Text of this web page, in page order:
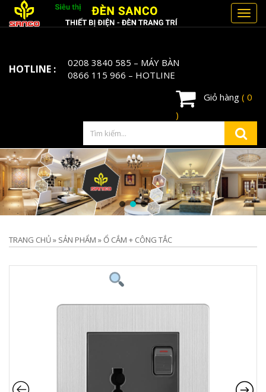
HOTLINE : 0208 3840 585 – MÁY BÀN
0866 115 966 – HOTLINE
Giỏ hàng ( 0
)
TRANG CHỦ» SẢN PHẨM »Ổ CẮM + CÔNG TẮC